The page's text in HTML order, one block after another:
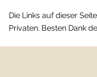
Die Links auf dieser
Privaten. Besten Dank